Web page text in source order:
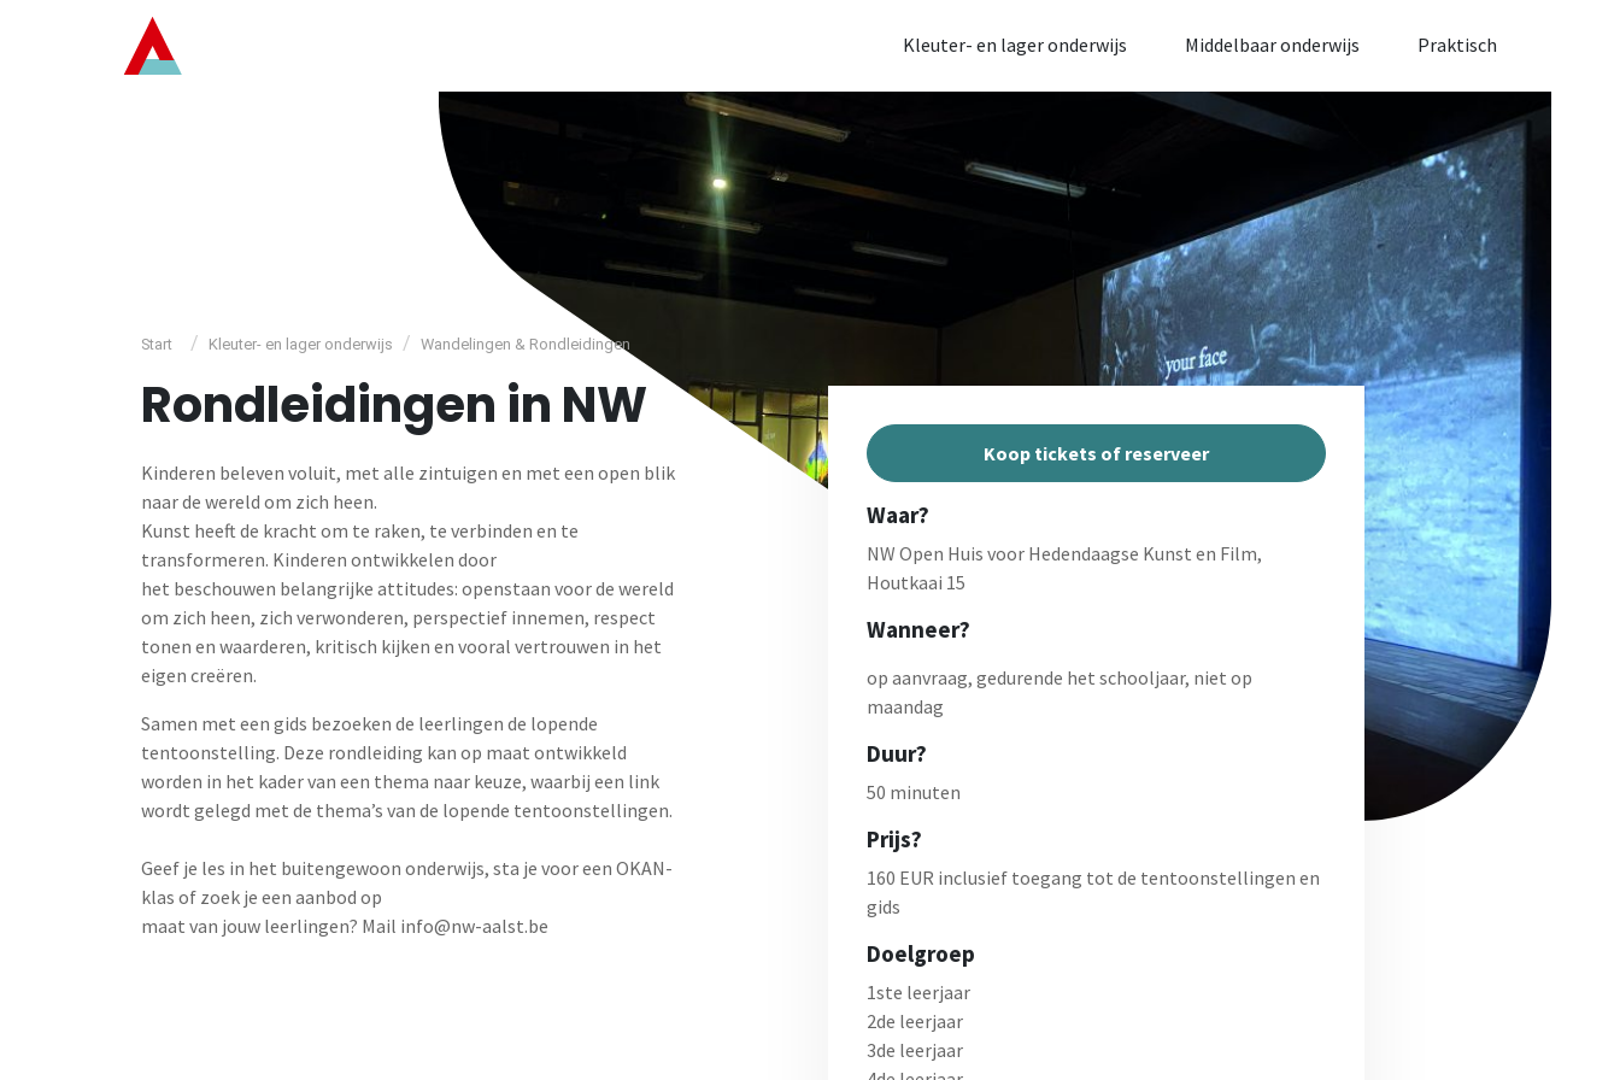
Kleuter- en lager onderwijs Middelbaar onderwijs Praktisch
Start / Kleuter- en lager onderwijs / Wandelingen & Rondleidingen
Rondleidingen in NW
Kinderen beleven voluit, met alle zintuigen en met een open blik
naar de wereld om zich heen.
Kunst heeft de kracht om te raken, te verbinden en te
transformeren. Kinderen ontwikkelen door
het beschouwen belangrijke attitudes: openstaan voor de wereld
om zich heen, zich verwonderen, perspectief innemen, respect
tonen en waarderen, kritisch kijken en vooral vertrouwen in het
eigen creëren.
Samen met een gids bezoeken de leerlingen de lopende
tentoonstelling. Deze rondleiding kan op maat ontwikkeld
worden in het kader van een thema naar keuze, waarbij een link
wordt gelegd met de thema’s van de lopende tentoonstellingen.
Geef je les in het buitengewoon onderwijs, sta je voor een OKAN-
klas of zoek je een aanbod op
maat van jouw leerlingen? Mail info@nw-aalst.be
Koop tickets of reserveer
Waar?
NW Open Huis voor Hedendaagse Kunst en Film,
Houtkaai 15
Wanneer?
op aanvraag, gedurende het schooljaar, niet op
maandag
Duur?
50 minuten
Prijs?
160 EUR inclusief toegang tot de tentoonstellingen en
gids
Doelgroep
1ste leerjaar
2de leerjaar
3de leerjaar